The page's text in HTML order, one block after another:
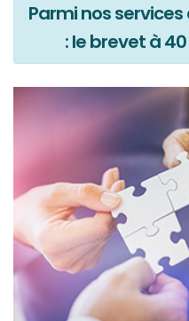
Parmi nos
: le brevet à